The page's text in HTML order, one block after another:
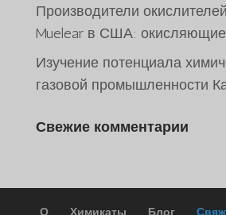
Производители
Muelear в США:
Изучение потенциала
газовой промышленности
Свежие комментарии